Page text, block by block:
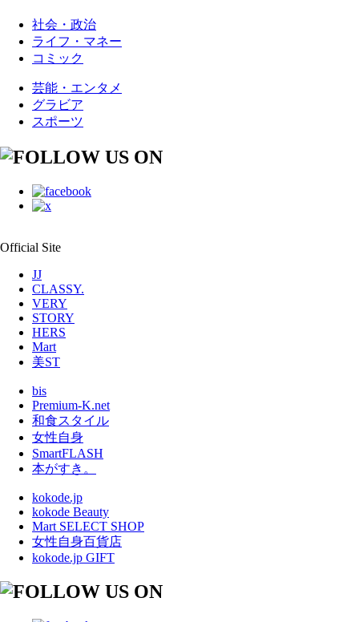
社会・政治
ライフ・マネー
コミック
芸能・エンタメ
グラビア
スポーツ
Official Site
JJ
CLASSY.
VERY
STORY
HERS
Mart
美ST
bis
Premium-K.net
和食スタイル
女性自身
SmartFLASH
本がすき。
kokode.jp
kokode Beauty
Mart SELECT SHOP
女性自身百貨店
kokode.jp GIFT